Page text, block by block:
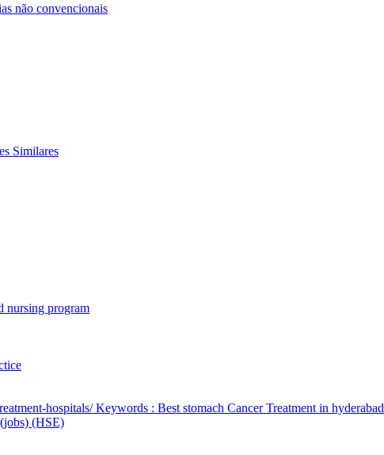
não convencionais
Similares
nursing program
hospitals/ Keywords : Best stomach Cancer Treatment in hyderabad
(HSE)